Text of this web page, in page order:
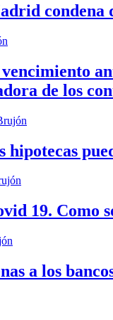
de los
19. Como
a los